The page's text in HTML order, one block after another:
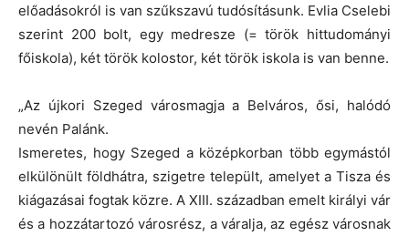
előadásokról is van szűkszavú tudósításunk. Evlia Cselebi
szerint 200 bolt, egy medresze (= török hittudományi
főiskola), két török kolostor, két török iskola is van benne.
„Az újkori Szeged városmagja a Belváros, ősi, halódó
nevén Palánk.
Ismeretes, hogy Szeged a középkorban több egymástól
elkülönült földhátra, szigetre települt, amelyet a Tisza és
kiágazásai fogtak közre. A XIII. században emelt királyi vár
és a hozzátartozó városrész, a váralja, az egész városnak